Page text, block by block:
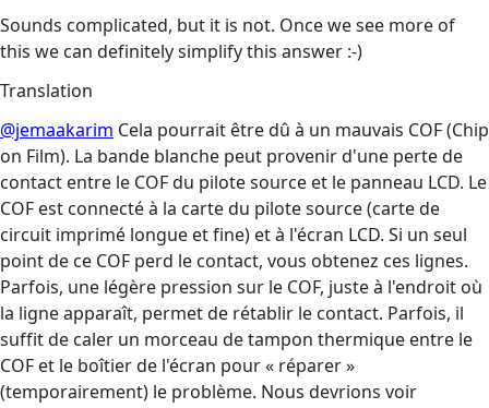
Sounds complicated, but it is not. Once we see more of
this we can definitely simplify this answer :-)
Translation
@jemaakarim Cela pourrait être dû à un mauvais COF (Chip
on Film). La bande blanche peut provenir d'une perte de
contact entre le COF du pilote source et le panneau LCD. Le
COF est connecté à la carte du pilote source (carte de
circuit imprimé longue et fine) et à l'écran LCD. Si un seul
point de ce COF perd le contact, vous obtenez ces lignes.
Parfois, une légère pression sur le COF, juste à l'endroit où
la ligne apparaît, permet de rétablir le contact. Parfois, il
suffit de caler un morceau de tampon thermique entre le
COF et le boîtier de l'écran pour « réparer »
(temporairement) le problème. Nous devrions voir